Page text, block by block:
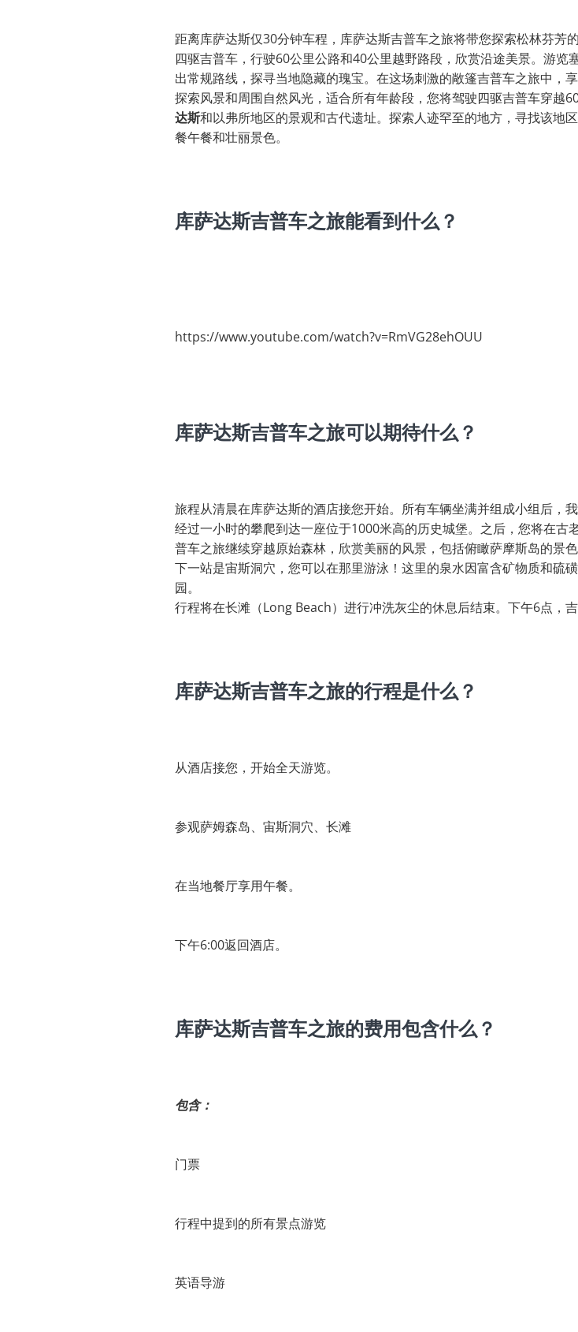
距离库萨达斯仅30分钟车程，库萨达斯吉普车之旅将带您探索松林芬芳
四驱吉普车，行驶60公里公路和40公里越野路段，欣赏沿途美景。游览塞
出常规路线，探寻当地隐藏的瑰宝。在这场刺激的敞篷吉普车之旅中，享
探索风景和周围自然风光，适合所有年龄段，您将驾驶四驱吉普车穿越
达斯和以弗所地区的景观和古代遗址。探索人迹罕至的地方，寻找该地
餐午餐和壮丽景色。
库萨达斯吉普车之旅能看到什么？
https://www.youtube.com/watch?v=RmVG28ehOUU
库萨达斯吉普车之旅可以期待什么？
旅程从清晨在库萨达斯的酒店接您开始。所有车辆坐满并组成小组后，
经过一小时的攀爬到达一座位于1000米高的历史城堡。之后，您将在
普车之旅继续穿越原始森林，欣赏美丽的风景，包括俯瞰萨摩斯岛的景色
下一站是宙斯洞穴，您可以在那里游泳！这里的泉水因富含矿物质和硫
园。
行程将在长滩（Long Beach）进行冲洗灰尘的休息后结束。下午6点，
库萨达斯吉普车之旅的行程是什么？
从酒店接您，开始全天游览。
参观萨姆森岛、宙斯洞穴、长滩
在当地餐厅享用午餐。
下午6:00返回酒店。
库萨达斯吉普车之旅的费用包含什么？
包含：
门票
行程中提到的所有景点游览
英语导游